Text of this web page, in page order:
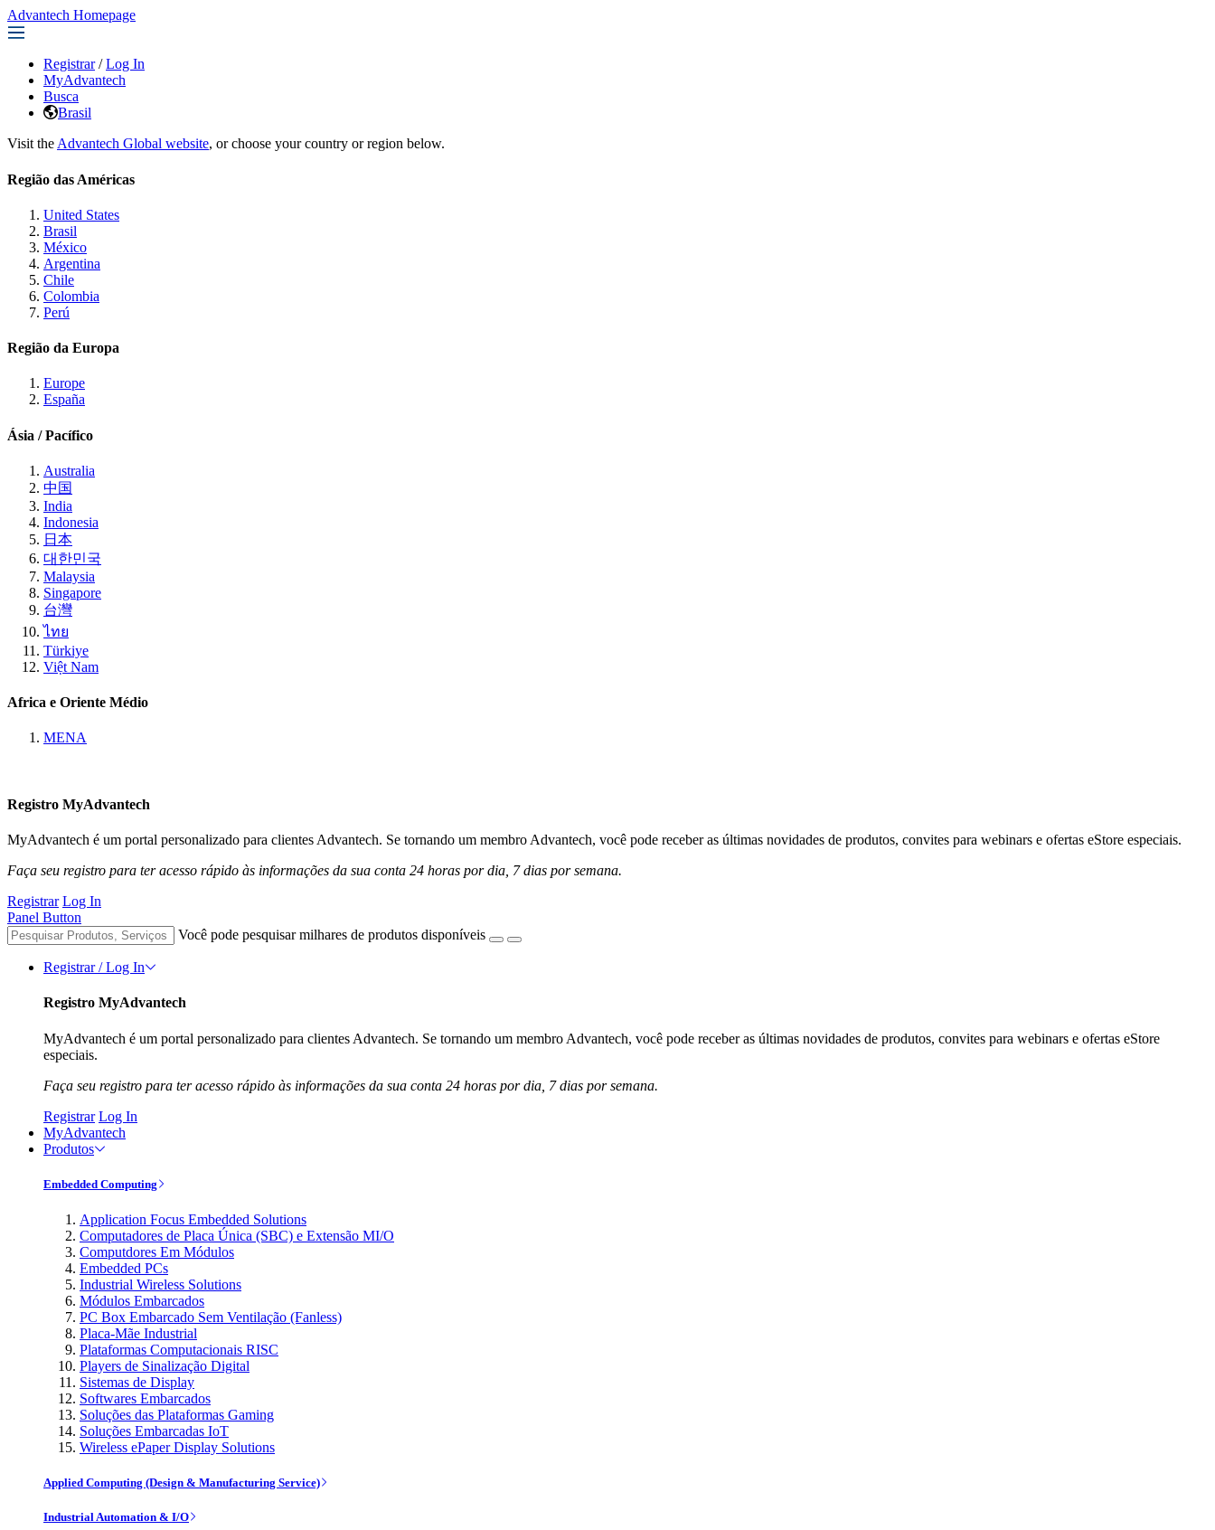
Advantech Homepage
Registrar / Log In
MyAdvantech
Busca
Brasil
Visit the Advantech Global website, or choose your country or region below.
Região das Américas
United States
Brasil
México
Argentina
Chile
Colombia
Perú
Região da Europa
Europe
España
Ásia / Pacífico
Australia
中国
India
Indonesia
日本
대한민국
Malaysia
Singapore
台灣
ไทย
Türkiye
Việt Nam
Africa e Oriente Médio
MENA
Registro MyAdvantech
MyAdvantech é um portal personalizado para clientes Advantech. Se tornando um membro Advantech, você pode receber as últimas novidades de produtos, convites para webinars e ofertas eStore especiais.
Faça seu registro para ter acesso rápido às informações da sua conta 24 horas por dia, 7 dias por semana.
Registrar Log In
Panel Button
Você pode pesquisar milhares de produtos disponíveis
Registrar / Log In
Registro MyAdvantech
MyAdvantech é um portal personalizado para clientes Advantech. Se tornando um membro Advantech, você pode receber as últimas novidades de produtos, convites para webinars e ofertas eStore
especiais.
Faça seu registro para ter acesso rápido às informações da sua conta 24 horas por dia, 7 dias por semana.
Registrar Log In
MyAdvantech
Produtos
Embedded Computing
Application Focus Embedded Solutions
Computadores de Placa Única (SBC) e Extensão MI/O
Computdores Em Módulos
Embedded PCs
Industrial Wireless Solutions
Módulos Embarcados
PC Box Embarcado Sem Ventilação (Fanless)
Placa-Mãe Industrial
Plataformas Computacionais RISC
Players de Sinalização Digital
Sistemas de Display
Softwares Embarcados
Soluções das Plataformas Gaming
Soluções Embarcadas IoT
Wireless ePaper Display Solutions
Applied Computing (Design & Manufacturing Service)
Industrial Automation & I/O